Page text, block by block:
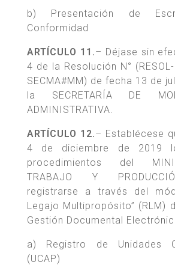
b) Presentación de
Conformidad
ARTÍCULO 11.– Déjase sin
4 de la Resolución N°
SECMA#MM) de fecha 13 de
la SECRETARÍA DE
ADMINISTRATIVA.
ARTÍCULO 12.– Establécese
4 de diciembre de 2019
procedimientos del
TRABAJO Y
registrarse a través del
Legajo Multipropósito” (RLM)
Gestión Documental
a) Registro de Unidades
(UCAP)